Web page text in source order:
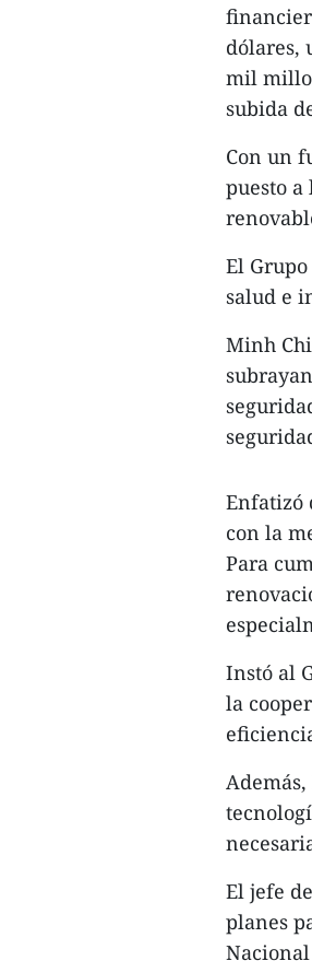
dólares,
mil
subida
Con un
puesto
El
salud e
Minh
Enfatizó
con la
Para
Instó al
la
El jefe
planes